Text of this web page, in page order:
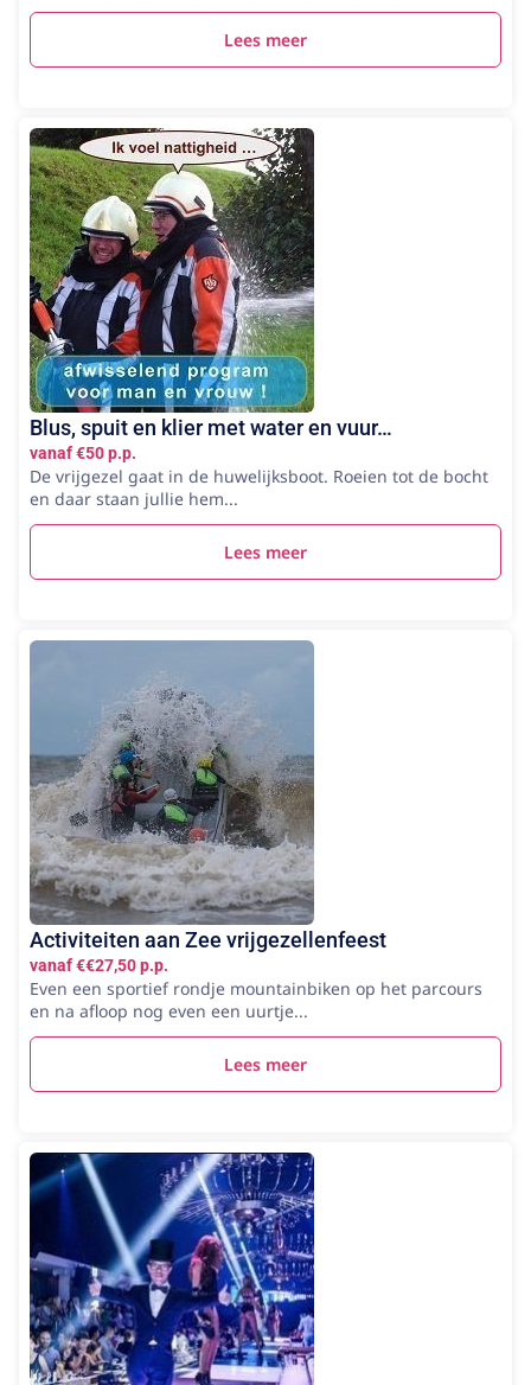
Lees meer
Blus, spuit en klier met water en vuur…
vanaf €50 p.p.
De vrijgezel gaat in de huwelijksboot. Roeien tot de bocht
en daar staan jullie hem...
Lees meer
Activiteiten aan Zee vrijgezellenfeest
vanaf €€27,50 p.p.
Even een sportief rondje mountainbiken op het parcours
en na afloop nog even een uurtje...
Lees meer